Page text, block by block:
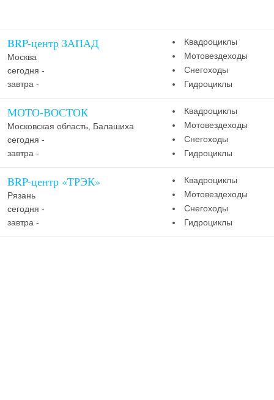
BRP-центр ЗАПАД
Москва
сегодня -
завтра -
Квадроциклы
Мотовездеходы
Снегоходы
Гидроциклы
МОТО-ВОСТОК
Московская область, Балашиха
сегодня -
завтра -
Квадроциклы
Мотовездеходы
Снегоходы
Гидроциклы
BRP-центр «ТРЭК»
Рязань
сегодня -
завтра -
Квадроциклы
Мотовездеходы
Снегоходы
Гидроциклы